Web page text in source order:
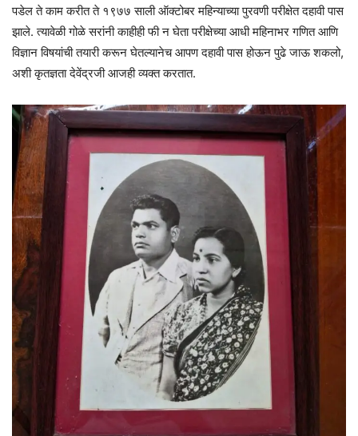
पडेल ते काम करीत ते १९७७ साली ऑक्टोबर महिन्याच्या पुरवणी परीक्षेत दहावी पास
झाले. त्यावेळी गोळे सरांनी काहीही फी न घेता परीक्षेच्या आधी महिनाभर गणित आणि
विज्ञान विषयांची तयारी करून घेतल्यानेच आपण दहावी पास होऊन पुढे जाऊ शकलो,
अशी कृतज्ञता देवेंद्रजी आजही व्यक्त करतात.